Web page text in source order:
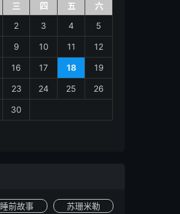
三 四 五
六
2 3 4 5
9 10 11 12
16 17 18 19
23 24 25 26
30
睡前故事 苏珊米勒